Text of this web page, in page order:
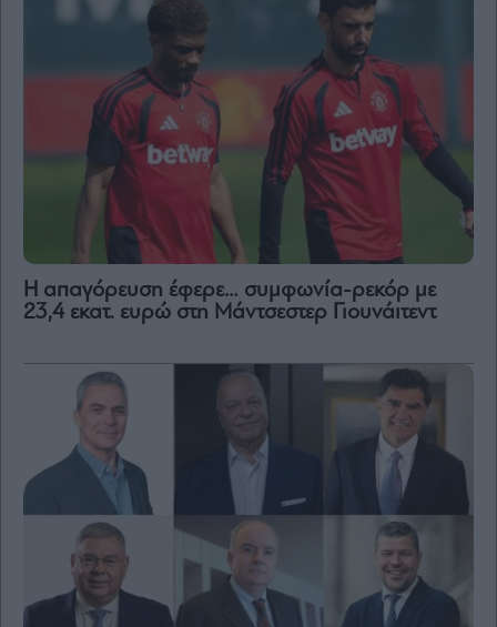
Η απαγόρευση έφερε… συμφωνία-ρεκόρ με
23,4 εκατ. ευρώ στη Μάντσεστερ Γιουνάιτεντ